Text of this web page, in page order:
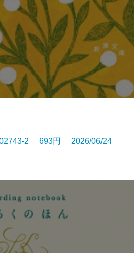
2 693円 2026/06/24